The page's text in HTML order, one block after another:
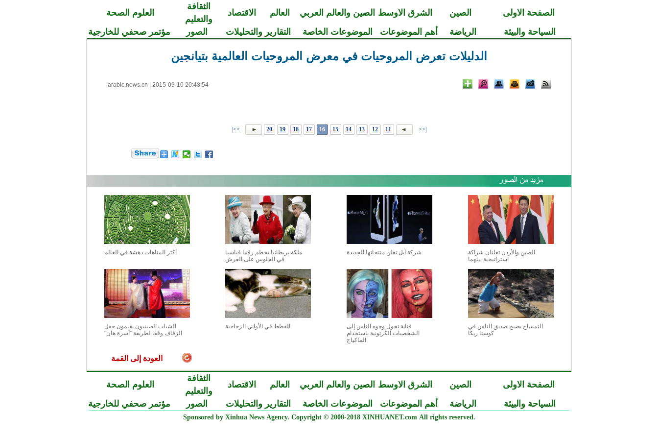
الصفحة الاولى الصين الشرق الاوسط الصين والعالم العربي العالم الاقتصاد
الثقافة
والتعليم
العلوم الصحة
السياحة والبيئة
الرياضة أهم الموضوعات الموضوعات الخاصة التقارير والتحليلات الصور مؤتمر صحفي للخارجية
الدليلات تعرض المروحيات في معرض المروحيات العالمية بتيانجين
arabic.news.cn 2015-09-10 20:48:54
|<<
11
12
13
14
15
16
17
18
19
20
>>|
الصين والأردن تعلنان شراكة
استراتيجية بينهما
شركة آبل تعلن منتجاتها الجديدة
ملكة بريطانيا تحطم رقما قياسيا
في الجلوس على العرش
أكثر المتاهات دهشة في العالم
التمساح يصبح صديق الناس في
كوستا ريكا
فنانة تحول وجوه الناس إلى
الشخصيات الكرتونية باستخدام
الماكياج
القطط في الأواني الزجاجية
الشباب الصينيون يقيمون حفل
الزفاف وفقا لطريقة "أسرة هان"
العودة إلى القمة
الصفحة الاولى الصين الشرق الاوسط الصين والعالم العربي العالم الاقتصاد
الثقافة
والتعليم
العلوم الصحة
السياحة والبيئة
الرياضة أهم الموضوعات الموضوعات الخاصة التقارير والتحليلات الصور مؤتمر صحفي للخارجية
Sponsored by Xinhua News Agency. Copyright © 2000-2018 XINHUANET.com All rights reserved.